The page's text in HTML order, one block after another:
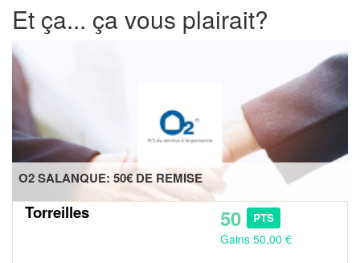
Et ça... ça vous plairait?
O2 SALANQUE: 50€ DE REMISE
Torreilles 50 PTS
Gains 50,00 €